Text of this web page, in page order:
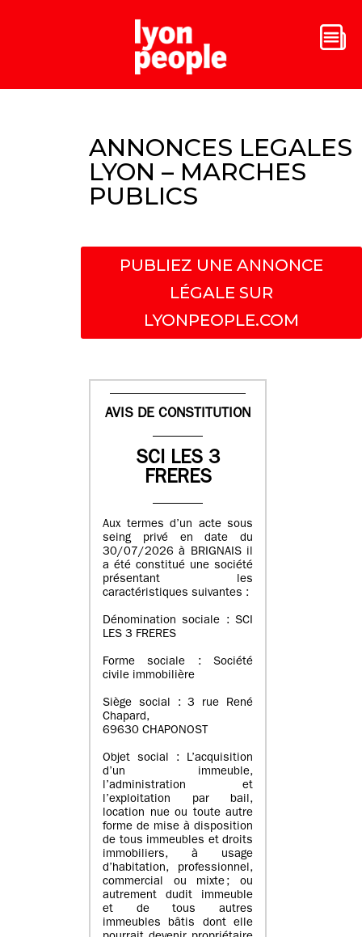
ANNONCES LEGALES
LYON – MARCHES
PUBLICS
PUBLIEZ UNE ANNONCE
LÉGALE SUR
LYONPEOPLE.COM
AVIS DE CONSTITUTION
SCI LES 3
FRERES
Aux termes d’un acte sous
seing privé en date du
30/07/2026 à BRIGNAIS il
a été constitué une société
présentant les
caractéristiques suivantes :
Dénomination sociale : SCI
LES 3 FRERES
Forme sociale : Société
civile immobilière
Siège social : 3 rue René
Chapard,
69630 CHAPONOST
Objet social : L’acquisition
d’un immeuble,
l’administration et
l’exploitation par bail,
location nue ou toute autre
forme de mise à disposition
de tous immeubles et droits
immobiliers, à usage
d’habitation, professionnel,
commercial ou mixte ; ou
autrement dudit immeuble
et de tous autres
immeubles bâtis dont elle